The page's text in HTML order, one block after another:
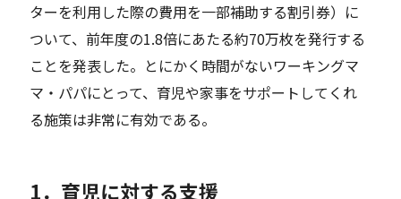
ターを利用した際の費用を一部補助する割引券）に
ついて、前年度の1.8倍にあたる約70万枚を発行する
ことを発表した。とにかく時間がないワーキングマ
マ・パパにとって、育児や家事をサポートしてくれ
る施策は非常に有効である。
1．育児に対する支援